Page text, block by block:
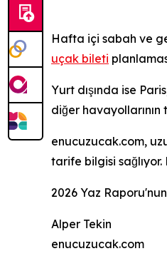
Hafta içi sabah ve
uçak bileti
Yurt dışında ise
diğer
enucuzucak.com,
tarife bilgisi sağlıyor.
2026 Yaz
Alper Tekin
enucuzucak.com